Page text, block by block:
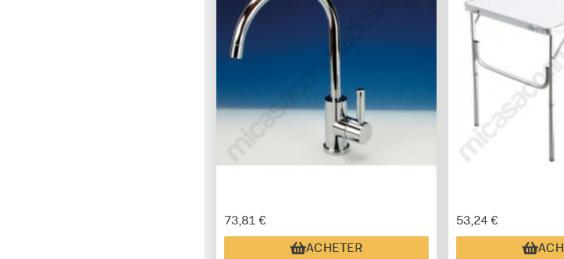
73,81 €
ACHETER
53,24 €